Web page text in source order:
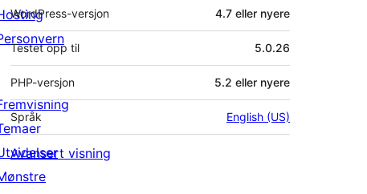
WordPress-versjon 4.7 eller nyere
Testet opp til 5.0.26
PHP-versjon 5.2 eller nyere
Språk English (US)
Avansert visning